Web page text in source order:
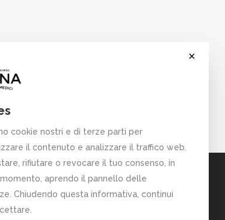
×
cookie nostri e di terze parti per
il contenuto e analizzare il traffico web.
rifiutare o revocare il tuo consenso, in
momento, aprendo il pannello delle
Chiudendo questa informativa, continui